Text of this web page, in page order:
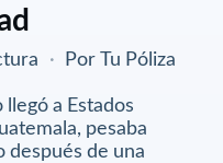
·
Por Tu Póliza
a Estados
pesaba
después de una